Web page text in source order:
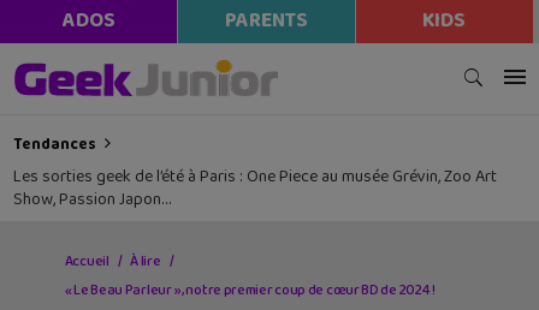
ADOS PARENTS KIDS
Tendances
Les sorties geek de l’été à Paris : One Piece au musée Grévin, Zoo Art
Show, Passion Japon…
Accueil
À lire
« Le Beau Parleur », notre premier coup de cœur BD de 2024 !